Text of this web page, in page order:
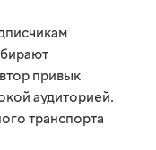
привык
аудиторией.
транспорта